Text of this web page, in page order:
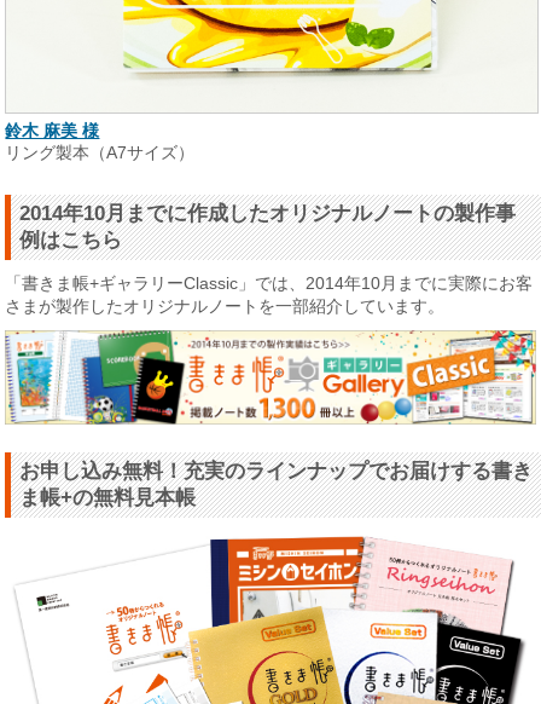
鈴木 麻美 様
リング製本（A7サイズ）
2014年10月までに作成したオリジナルノートの製作事
例はこちら
「書きま帳+ギャラリーClassic」では、2014年10月までに実際にお客
さまが製作したオリジナルノートを一部紹介しています。
お申し込み無料！充実のラインナップでお届けする書き
ま帳+の無料見本帳